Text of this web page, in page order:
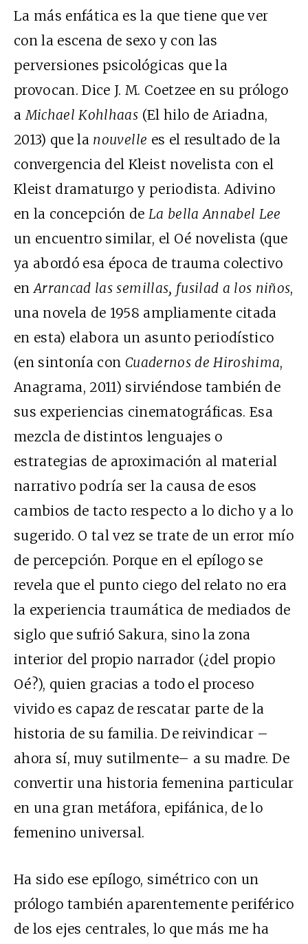
La más enfática es la que tiene que ver
con la escena de sexo y con las
perversiones psicológicas que la
provocan. Dice J. M. Coetzee en su prólogo
aMichael Kohlhaas (El hilo de Ariadna,
2013) que la nouvelle es el resultado de la
convergencia del Kleist novelista con el
Kleist dramaturgo y periodista. Adivino
en la concepción de La bella Annabel Lee
un encuentro similar, el Oé novelista (que
ya abordó esa época de trauma colectivo
enArrancad las semillas, fusilad a los niños,
una novela de 1958 ampliamente citada
en esta) elabora un asunto periodístico
(en sintonía con Cuadernos de Hiroshima,
Anagrama, 2011) sirviéndose también de
sus experiencias cinematográficas. Esa
mezcla de distintos lenguajes o
estrategias de aproximación al material
narrativo podría ser la causa de esos
cambios de tacto respecto a lo dicho y a lo
sugerido. O tal vez se trate de un error mío
de percepción. Porque en el epílogo se
revela que el punto ciego del relato no era
la experiencia traumática de mediados de
siglo que sufrió Sakura, sino la zona
interior del propio narrador (¿del propio
Oé?), quien gracias a todo el proceso
vivido es capaz de rescatar parte de la
historia de su familia. De reivindicar –
ahora sí, muy sutilmente– a su madre. De
convertir una historia femenina particular
en una gran metáfora, epifánica, de lo
femenino universal.
Ha sido ese epílogo, simétrico con un
prólogo también aparentemente periférico
de los ejes centrales, lo que más me ha